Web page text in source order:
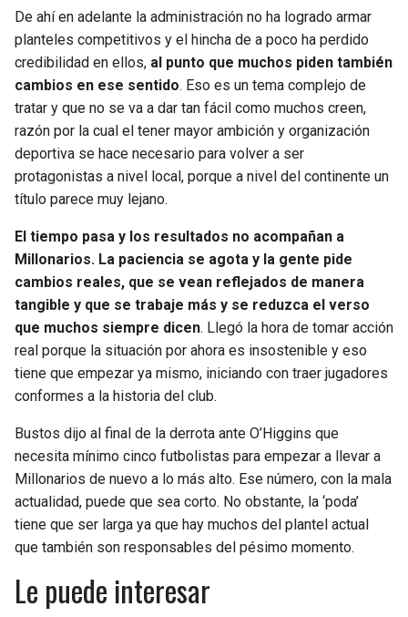
De ahí en adelante la administración no ha logrado armar
planteles competitivos y el hincha de a poco ha perdido
credibilidad en ellos, al punto que muchos piden también
cambios en ese sentido. Eso es un tema complejo de
tratar y que no se va a dar tan fácil como muchos creen,
razón por la cual el tener mayor ambición y organización
deportiva se hace necesario para volver a ser
protagonistas a nivel local, porque a nivel del continente un
título parece muy lejano.
El tiempo pasa y los resultados no acompañan a
Millonarios. La paciencia se agota y la gente pide
cambios reales, que se vean reflejados de manera
tangible y que se trabaje más y se reduzca el verso
que muchos siempre dicen. Llegó la hora de tomar acción
real porque la situación por ahora es insostenible y eso
tiene que empezar ya mismo, iniciando con traer jugadores
conformes a la historia del club.
Bustos dijo al final de la derrota ante O’Higgins que
necesita mínimo cinco futbolistas para empezar a llevar a
Millonarios de nuevo a lo más alto. Ese número, con la mala
actualidad, puede que sea corto. No obstante, la ‘poda’
tiene que ser larga ya que hay muchos del plantel actual
que también son responsables del pésimo momento.
Le puede interesar